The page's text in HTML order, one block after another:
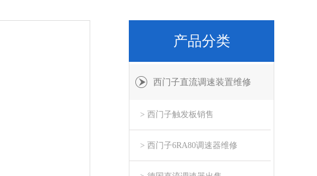
产品分类
西门子直流调速装置维修
> 西门子触发板销售
> 西门子6RA80调速器维修